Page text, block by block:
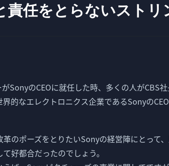
責任をとらないストリ
SonyのCEOに就任した時、多くの人がCBS社
的なエレクトロニクス企業であるSonyの
のポーズをとりたいSonyの経営陣にとって
好都合だったのでしょう。